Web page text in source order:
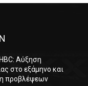
Αύξηση
στο εξάμηνο και
προβλέψεων